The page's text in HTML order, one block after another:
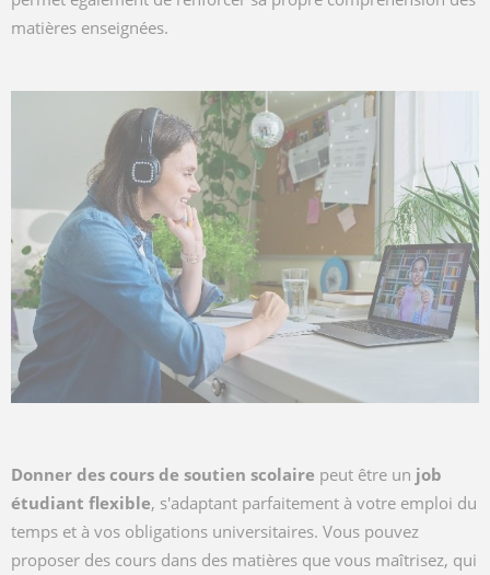
matières enseignées.
Donner des cours de soutien scolaire peut être un job
étudiant flexible, s'adaptant parfaitement à votre emploi du
temps et à vos obligations universitaires. Vous pouvez
proposer des cours dans des matières que vous maîtrisez, qui